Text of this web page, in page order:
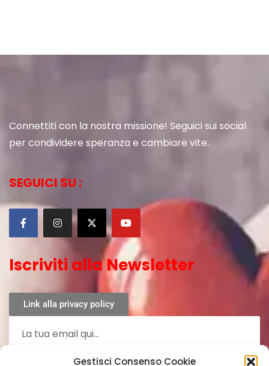
Gestisci Consenso Cookie
Connettiti con la nostra missione! Seguici sui social
per condividere speranza e cambiare vite..
SEGUICI SU :
Iscriviti alla Newsletter
Link alla privacy policy